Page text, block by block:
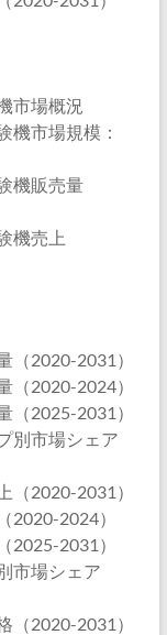
市場概況
機市場規模：
機販売量
機売上
（2020-2031）
（2020-2024）
（2025-2031）
別市場シェア
（2020-2031）
2020-2024）
2025-2031）
市場シェア
（2020-2031）